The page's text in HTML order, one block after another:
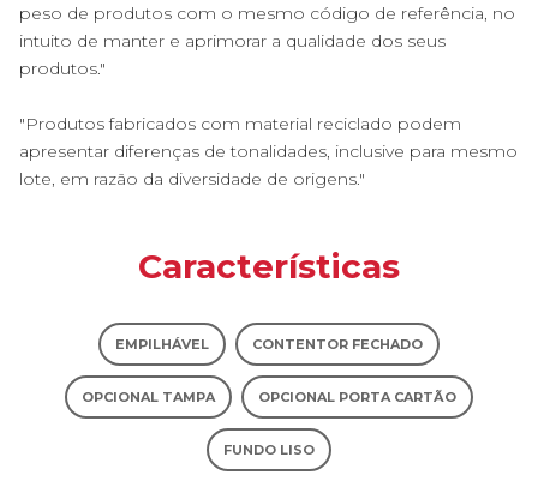
peso de produtos com o mesmo código de referência, no
intuito de manter e aprimorar a qualidade dos seus
produtos."
"Produtos fabricados com material reciclado podem
apresentar diferenças de tonalidades, inclusive para mesmo
lote, em razão da diversidade de origens."
Características
EMPILHÁVEL CONTENTOR FECHADO
OPCIONAL TAMPA OPCIONAL PORTA CARTÃO
FUNDO LISO